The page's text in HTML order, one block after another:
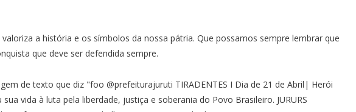
valoriza a história e os símbolos da nossa pátria. Que possamos sempre lembrar que
que deve ser defendida sempre.